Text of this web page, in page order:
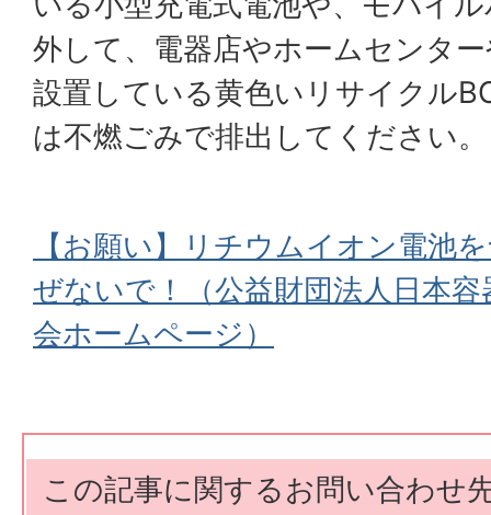
外して、電器店やホームセンタ
設置している黄色いリサイクル
は不燃ごみで排出してください。
【お願い】リチウムイオン電池
ぜないで！（公益財団法人日本
会ホームページ）
この記事に関するお問い合わせ